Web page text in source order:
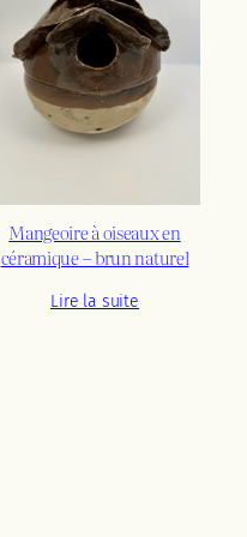
Mangeoire à oiseaux en
céramique – brun naturel
Lire la suite